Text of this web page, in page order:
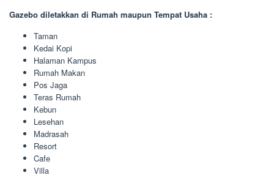
Gazebo diletakkan di Rumah maupun Tempat Usaha :
Taman
Kedai Kopi
Halaman Kampus
Rumah Makan
Pos Jaga
Teras Rumah
Kebun
Lesehan
Madrasah
Resort
Cafe
Villa